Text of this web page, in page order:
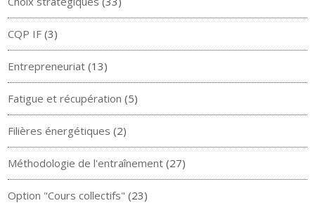
CQP IF (3)
Entrepreneuriat (13)
Fatigue et récupération (5)
Filières énergétiques (2)
Méthodologie de l'entraînement (27)
Option "Cours collectifs" (23)